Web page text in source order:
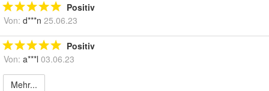
Positiv
Von: d***n 25.06.23
Positiv
Von: a***l 03.06.23
Mehr...